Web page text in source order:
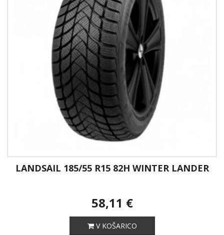
LANDSAIL 185/55 R15 82H WINTER LANDER
58,11 €
V KOŠARICO